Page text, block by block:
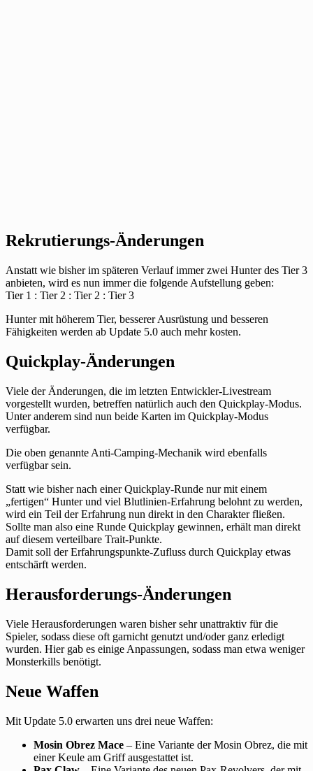
Rekrutierungs-Änderungen
Anstatt wie bisher im späteren Verlauf immer zwei Hunter des Tier 3
anbieten, wird es nun immer die folgende Aufstellung geben:
Tier 1 : Tier 2 : Tier 2 : Tier 3
Hunter mit höherem Tier, besserer Ausrüstung und besseren
Fähigkeiten werden ab Update 5.0 auch mehr kosten.
Quickplay-Änderungen
Viele der Änderungen, die im letzten Entwickler-Livestream
vorgestellt wurden, betreffen natürlich auch den Quickplay-Modus.
Unter anderem sind nun beide Karten im Quickplay-Modus
verfügbar.
Die oben genannte Anti-Camping-Mechanik wird ebenfalls
verfügbar sein.
Statt wie bisher nach einer Quickplay-Runde nur mit einem
„fertigen“ Hunter und viel Blutlinien-Erfahrung belohnt zu werden,
wird ein Teil der Erfahrung nun direkt in den Charakter fließen.
Sollte man also eine Runde Quickplay gewinnen, erhält man direkt
auf diesem verteilbare Trait-Punkte.
Damit soll der Erfahrungspunkte-Zufluss durch Quickplay etwas
entschärft werden.
Herausforderungs-Änderungen
Viele Herausforderungen waren bisher sehr unattraktiv für die
Spieler, sodass diese oft garnicht genutzt und/oder ganz erledigt
wurden. Hier gab es einige Anpassungen, sodass man etwa weniger
Monsterkills benötigt.
Neue Waffen
Mit Update 5.0 erwarten uns drei neue Waffen:
Mosin Obrez Mace – Eine Variante der Mosin Obrez, die mit
einer Keule am Griff ausgestattet ist.